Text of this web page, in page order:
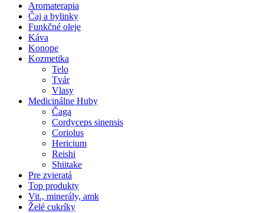
Aromaterapia
Čaj a bylinky
Funkčné oleje
Káva
Konope
Kozmetika
Telo
Tvár
Vlasy
Medicinálne Huby
Čaga
Cordyceps sinensis
Coriolus
Hericium
Reishi
Shiitake
Pre zvieratá
Top produkty
Vit., minerály, amk
Želé cukríky